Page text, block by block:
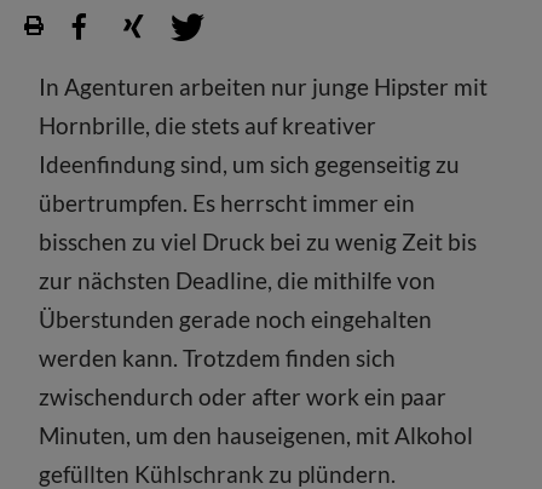
In Agenturen arbeiten nur junge Hipster mit
Hornbrille, die stets auf kreativer
Ideenfindung sind, um sich gegenseitig zu
übertrumpfen. Es herrscht immer ein
bisschen zu viel Druck bei zu wenig Zeit bis
zur nächsten Deadline, die mithilfe von
Überstunden gerade noch eingehalten
werden kann. Trotzdem finden sich
zwischendurch oder after work ein paar
Minuten, um den hauseigenen, mit Alkohol
gefüllten Kühlschrank zu plündern.